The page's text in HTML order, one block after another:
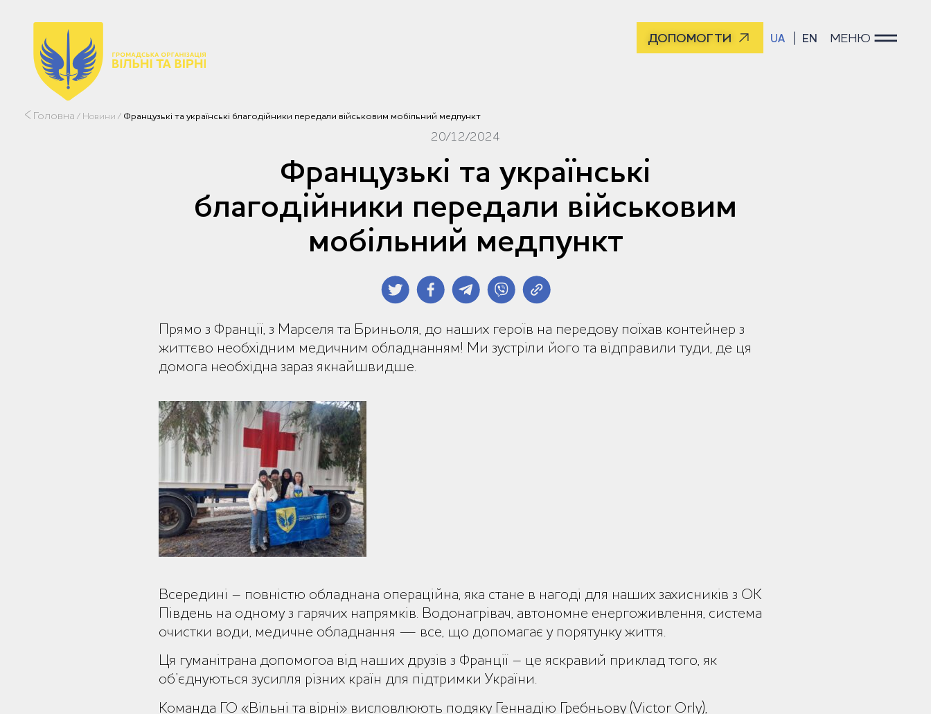
ДОПОМОГТИ UA EN МЕНЮ
Головна / Новини / Французькі та українські благодійники передали військовим мобільний медпункт
20/12/2024
Французькі та українські
благодійники передали військовим
мобільний медпункт
Прямо з Франції, з Марселя та Бриньоля, до наших героїв на передову поїхав контейнер з
життєво необхідним медичним обладнанням! Ми зустріли його та відправили туди, де ця
домога необхідна зараз якнайшвидше.
Всередині – повністю обладнана операційна, яка стане в нагоді для наших захисників з ОК
Південь на одному з гарячих напрямків. Водонагрівач, автономне енергоживлення, система
очистки води, медичне обладнання — все, що допомагає у порятунку життя.
Ця гуманітрана допомогоа від наших друзів з Франції – це яскравий приклад того, як
об’єднуються зусилля різних країн для підтримки України.
Команда ГО «Вільні та вірні» висловлюють подяку Геннадію Гребньову (Victor Orly),